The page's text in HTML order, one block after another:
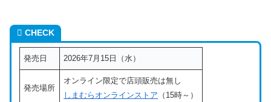
CHECK
発売日 2026年7月15日（水）
発売場所
オンライン限定で店頭販売は無し
しまむらオンラインストア （15時～）